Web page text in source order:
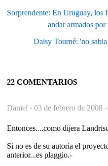
Sorprendente: En Uruguay, los
andar armados
Daisy Tourné: 'no
22 COMENTARIOS
Daniel - 03 de febrero de 2008
Entonces....como dijera
Si no es de su autoría el
anterior...es plaggio.-